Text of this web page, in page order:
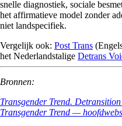
snelle diagnostiek, sociale
het affirmatieve model zonder
niet landspecifiek.
Vergelijk ook: Post Trans
het Nederlandstalige Detrans
Bronnen:
Transgender Trend.
Transgender Trend —